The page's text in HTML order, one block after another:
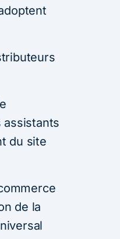
assistants
du site
de la